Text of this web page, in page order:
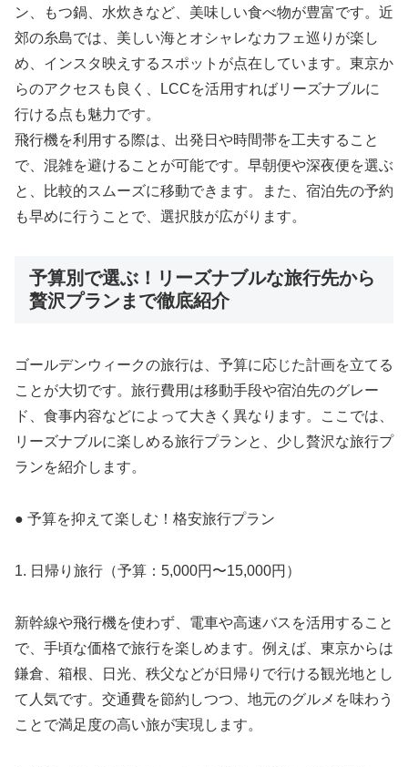
ン、もつ鍋、水炊きなど、美味しい食べ物が豊富です。近
郊の糸島では、美しい海とオシャレなカフェ巡りが楽し
め、インスタ映えするスポットが点在しています。東京か
らのアクセスも良く、LCCを活用すればリーズナブルに
行ける点も魅力です。
飛行機を利用する際は、出発日や時間帯を工夫すること
で、混雑を避けることが可能です。早朝便や深夜便を選ぶ
と、比較的スムーズに移動できます。また、宿泊先の予約
も早めに行うことで、選択肢が広がります。
予算別で選ぶ！リーズナブルな旅行先から
贅沢プランまで徹底紹介
ゴールデンウィークの旅行は、予算に応じた計画を立てる
ことが大切です。旅行費用は移動手段や宿泊先のグレー
ド、食事内容などによって大きく異なります。ここでは、
リーズナブルに楽しめる旅行プランと、少し贅沢な旅行プ
ランを紹介します。
● 予算を抑えて楽しむ！格安旅行プラン
1. 日帰り旅行（予算：5,000円〜15,000円）
新幹線や飛行機を使わず、電車や高速バスを活用すること
で、手頃な価格で旅行を楽しめます。例えば、東京からは
鎌倉、箱根、日光、秩父などが日帰りで行ける観光地とし
て人気です。交通費を節約しつつ、地元のグルメを味わう
ことで満足度の高い旅が実現します。